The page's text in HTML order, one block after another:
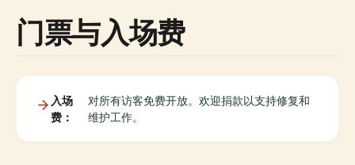
门票与入场费
入场
费：
对所有访客免费开放。欢迎捐款以支持修复和
维护工作。